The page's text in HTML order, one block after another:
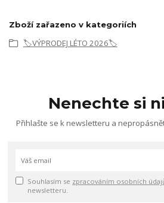
Zboží zařazeno v kategoriích
🏷️VÝPRODEJ LÉTO 2026🏷️
Nenechte si
Přihlašte se k newsletteru a
Souhlasím se zpracováním osobních
newsletteru.